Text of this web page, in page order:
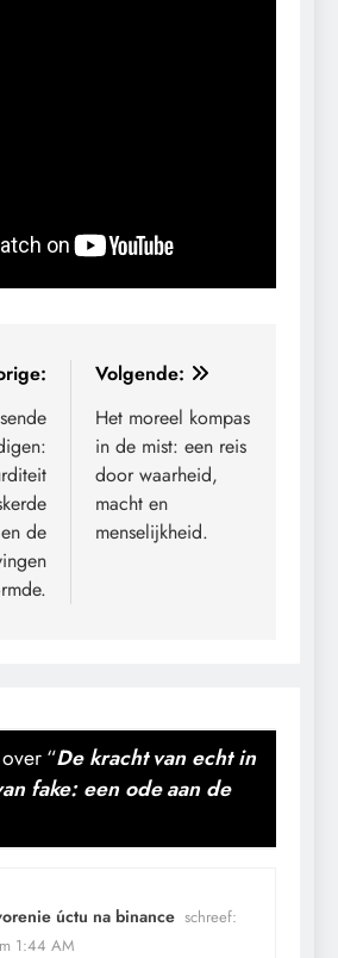
en de
Volgende:
Het moreel kompas
in de mist: een reis
door waarheid,
macht en
menselijkheid.
“De kracht van echt in
fake: een ode aan de
úctu na binance schreef:
1:44 AM